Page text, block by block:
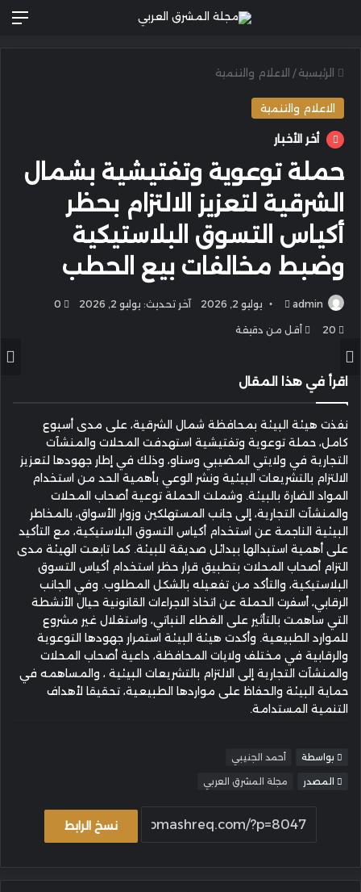
الرئيسية / الاعلام والتنمية
الاعلام والتنمية
أخر الأخبار
حملة توعوية وتفتيشية بشمال
الشرقية لتعزيز الالتزام بحظر
أكياس التسوق البلاستيكية
وضبط مخالفات بيع الحطب
admin
أرسل يوليو 2, 2026 آخر تحديث: يوليو 2, 2026 0
20 أقل من دقيقة
اقرأ في هذا المقال
نفذت هيئة البيئة بمحافظة شمال الشرقية، على مدى أسبوع
كامل، حملة توعوية وتفتيشية استهدفت المحلات والمنشآت
التجارية في ولايتي المضيبي وسناو، وذلك في إطار جهودها لتعزيز
الالتزام بالتشريعات البيئية ونشر الوعي بأهمية الحد من استخدام
المواد الضارة بالبيئة. وشملت الحملة توعية أصحاب المحلات
والمنشآت التجارية، إلى جانب المستهلكين وزوار الأسواق، بالمخاطر
البيئية الناجمة عن استخدام أكياس التسوق البلاستيكية، مع التأكيد
على أهمية استبدالها ببدائل صديقة للبيئة. كما تابعت الهيئة مدى
التزام أصحاب المحلات بتطبيق قرار حظر استخدام أكياس التسوق
البلاستيكية، والتأكد من تفعيله بالشكل المطلوب. وفي الجانب
الرقابي، أسفرت الحملة عن اتخاذ الاجراءات القانونية حيال الأنشطة
التي ساهمت بالتأثير على الغطاء النباتي، واستغلال غير مشروع
للموارد الطبيعية. وأكدت هيئة البيئة استمرار جهودها التوعوية
والرقابية في مختلف ولايات المحافظة، داعية أصحاب المحلات
والمنشآت التجارية إلى الالتزام بالتشريعات البيئية ، والمساهمه في
حماية البيئة والحفاظ على مواردها الطبيعية، تحقيقا لأهداف
التنمية المستدامة.
بواسطة أحمد الجنيبي
المصدر مجلة المشرق العربي
نسخ الرابط